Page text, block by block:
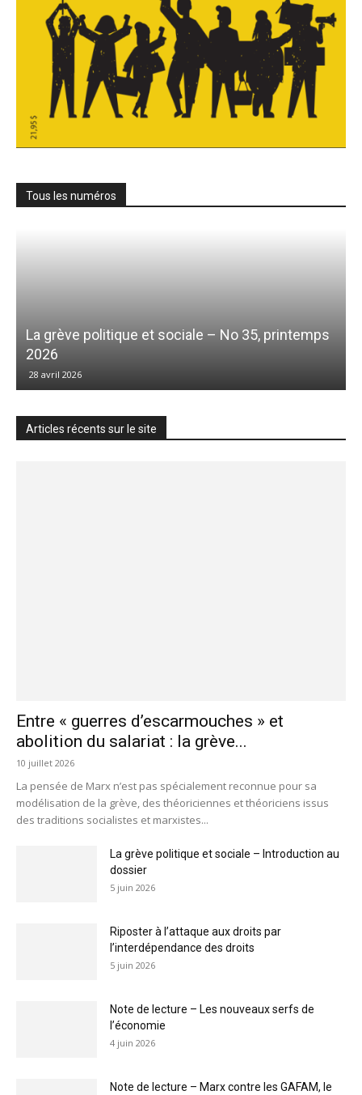
Tous les numéros
La grève politique et sociale – No 35, printemps
2026
28 avril 2026
Articles récents sur le site
Entre « guerres d’escarmouches » et
abolition du salariat : la grève...
10 juillet 2026
La pensée de Marx n’est pas spécialement reconnue pour sa
modélisation de la grève, des théoriciennes et théoriciens issus
des traditions socialistes et marxistes...
La grève politique et sociale – Introduction au
dossier
5 juin 2026
Riposter à l’attaque aux droits par
l’interdépendance des droits
5 juin 2026
Note de lecture – Les nouveaux serfs de
l’économie
4 juin 2026
Note de lecture – Marx contre les GAFAM, le